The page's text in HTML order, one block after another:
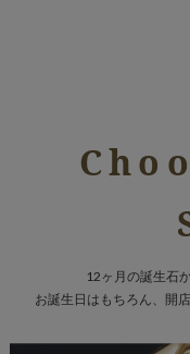
12ヶ月の誕生石
お誕生日はもちろん、開